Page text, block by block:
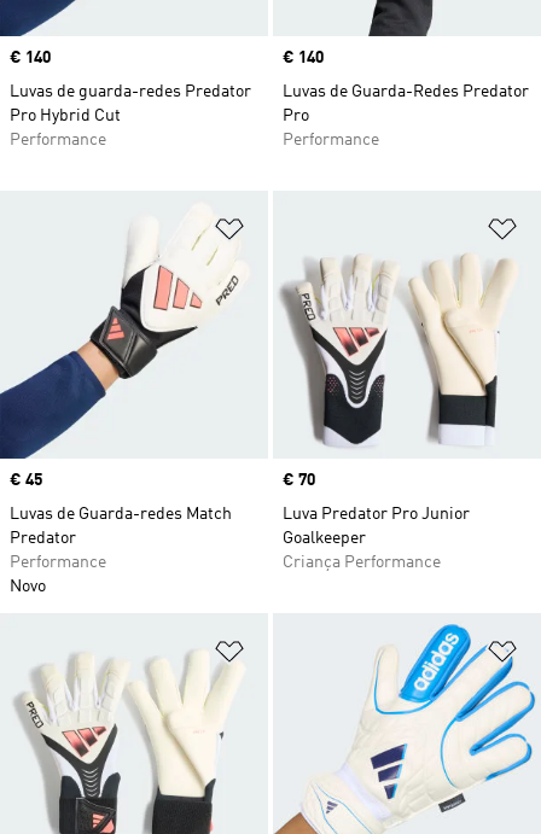
Price
€ 140
Luvas de guarda-redes Predator
Pro Hybrid Cut
Performance
Price
€ 140
Luvas de Guarda-Redes Predator
Pro
Performance
Price
€ 45
Luvas de Guarda-redes Match
Predator
Performance
Novo
Price
€ 70
Luva Predator Pro Junior
Goalkeeper
Criança Performance
Adicionar à Lista de Desejos